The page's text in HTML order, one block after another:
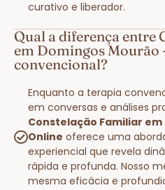
curativo e liberador.
Qual a diferença entre
em Domingos Mourão
convencional?
Enquanto a terapia
em conversas e análises
Constelação Familiar em
Online oferece uma
experiencial que revela
rápida e profunda. Nosso
mesma eficácia e